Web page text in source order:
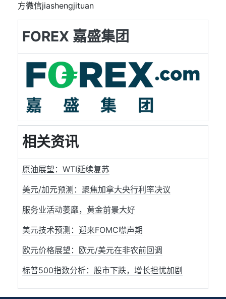
方微信jiashengjituan
FOREX 嘉盛集团
相关资讯
原油展望：WTI延续复苏
美元/加元预测：聚焦加拿大央行利率决议
服务业活动萎靡，黄金前景大好
美元技术预测：迎来FOMC噤声期
欧元价格展望：欧元/美元在非农前回调
标普500指数分析：股市下跌，增长担忧加剧